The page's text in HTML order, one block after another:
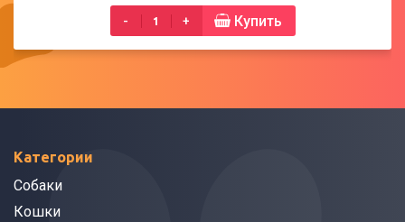
- + Купить
Категории
Собаки
Кошки